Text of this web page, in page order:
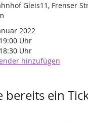
Gleis11, Frenser
2022
19:00 Uhr
18:30 Uhr
hinzufügen
bereits ein